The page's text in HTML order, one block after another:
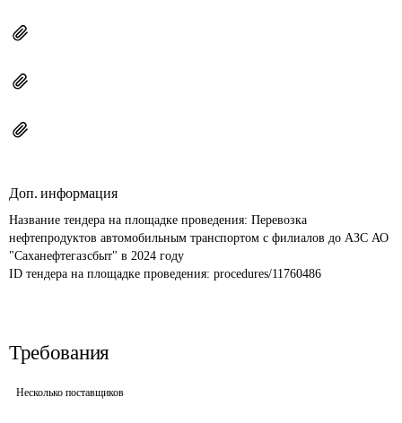
Доп. информация
Название тендера на площадке проведения: Перевозка
нефтепродуктов автомобильным транспортом с филиалов до АЗС АО
"Саханефтегазсбыт" в 2024 году
ID тендера на площадке проведения: procedures/11760486
Требования
Несколько поставщиков